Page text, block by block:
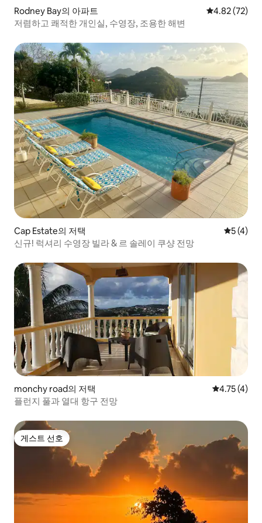
Rodney Bay의 아파트 평점 4.82점(5
4.82 (72)
저렴하고 쾌적한 개인실, 수영장, 조용한 해변
Cap Estate의 저택 평점 5점
5 (4)
신규! 럭셔리 수영장 빌라 & 르 솔레이 쿠샹 전망
monchy road의 저택 평점 4.75점
4.75 (4)
플런지 풀과 열대 항구 전망
게스트 선호
게스트 선호